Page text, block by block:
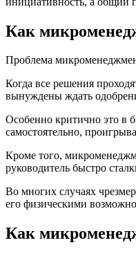
Как
Проблема
Когда все решения
вынуждены ждать
Особенно критично это в
самостоятельно,
Кроме того,
руководитель быстро
Во многих случаях
его физическими
Как